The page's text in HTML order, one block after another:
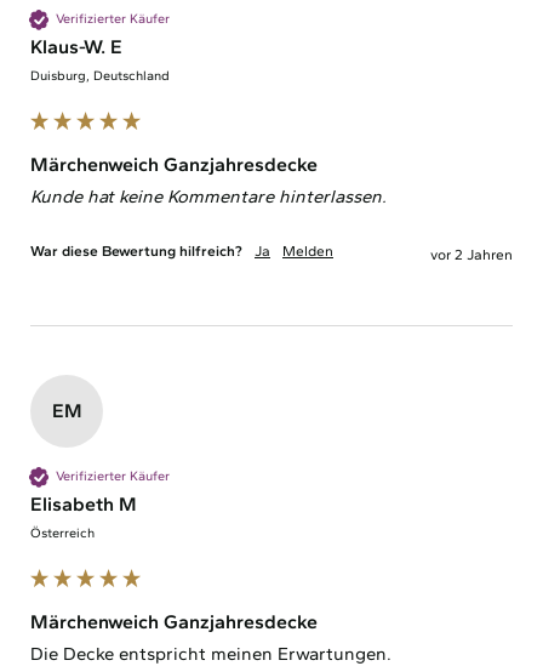
Verifizierter Käufer
Klaus-W. E
Duisburg, Deutschland
Märchenweich Ganzjahresdecke
Kunde hat keine Kommentare hinterlassen.
War diese Bewertung hilfreich? Ja Melden vor 2 Jahren
EM
Verifizierter Käufer
Elisabeth M
Österreich
Märchenweich Ganzjahresdecke
Die Decke entspricht meinen Erwartungen.